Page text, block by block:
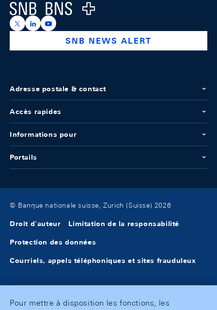
Logo
https://x.com/snb_bns
https://ch.linkedin.com/company/swiss-national-
https://www.youtube.com/@swissnationalbank
SNB NEWS ALERT
Adresse postale & contact
Accès rapides
Informations pour
Portails
© Banque nationale suisse, Zurich (Suisse) 2026
Droit d'auteur Limitation de la responsabilité
Protection des données
Courriels, appels téléphoniques et sites frauduleux
Pour mettre à disposition les fonctions, les